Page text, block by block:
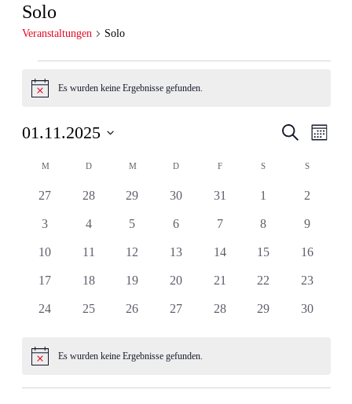
Solo
Veranstaltungen Solo
HinweisEs wurden keine Ergebnisse gefunden.
und
Suche
Monat
01.11.2025
wählen.
Kalender
von
M MONTAGDDIENSTAG
M MITTWOCH
D DONNERSTAG
FFREITAG S SAMSTAGSSONNTAG
0
27
0
28
0
29
0
30
0
31
01
0
2
0
3
0
4
0
5
0
6
0
7
0
8
0
9
010
011
012
013
014
015
016
017
018
019
0
20
0
21
0
22
0
23
0
24
0
25
0
26
0
27
0
28
0
29
0
30
HinweisEs wurden keine Ergebnisse gefunden.